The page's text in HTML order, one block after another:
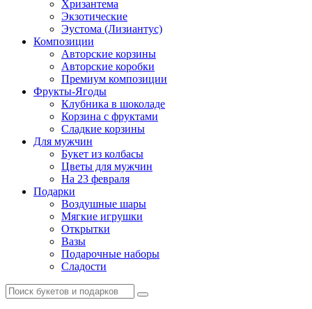
Хризантема
Экзотические
Эустома (Лизиантус)
Композиции
Авторские корзины
Авторские коробки
Премиум композиции
Фрукты-Ягоды
Клубника в шоколаде
Корзина с фруктами
Сладкие корзины
Для мужчин
Букет из колбасы
Цветы для мужчин
На 23 февраля
Подарки
Воздушные шары
Мягкие игрушки
Открытки
Вазы
Подарочные наборы
Сладости